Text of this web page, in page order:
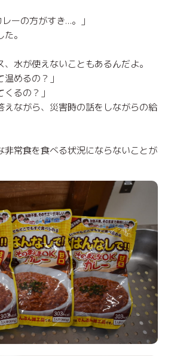
ーの方がすき…。」
。
水が使えないこともあるんだよ。
温めるの？」
くるの？」
えながら、災害時の話をしながらの給
非常食を食べる状況にならないことが